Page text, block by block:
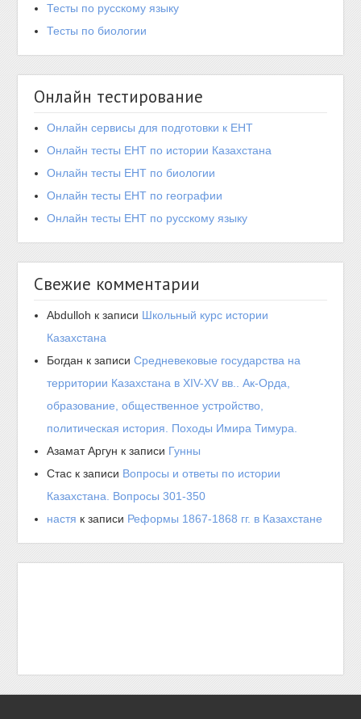
Тесты по русскому языку
Тесты по биологии
Онлайн тестирование
Онлайн сервисы для подготовки к ЕНТ
Онлайн тесты ЕНТ по истории Казахстана
Онлайн тесты ЕНТ по биологии
Онлайн тесты ЕНТ по географии
Онлайн тесты ЕНТ по русскому языку
Свежие комментарии
Abdulloh к записи Школьный курс истории
Казахстана
Богдан к записиСредневековые государства на
территории Казахстана в XIV-XV вв.. Ак-Орда,
образование, общественное устройство,
политическая история. Походы Имира Тимура.
Азамат Аргун к записи Гунны
Стас к записи Вопросы и ответы по истории
Казахстана. Вопросы 301-350
настя к записи Реформы 1867-1868 гг. в Казахстане